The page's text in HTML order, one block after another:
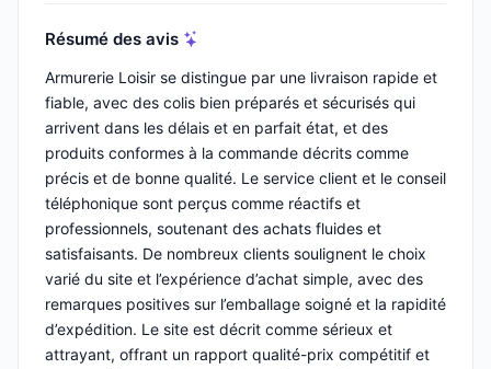
Résumé des avis
Armurerie Loisir se distingue par une livraison rapide et
fiable, avec des colis bien préparés et sécurisés qui
arrivent dans les délais et en parfait état, et des
produits conformes à la commande décrits comme
précis et de bonne qualité. Le service client et le conseil
téléphonique sont perçus comme réactifs et
professionnels, soutenant des achats fluides et
satisfaisants. De nombreux clients soulignent le choix
varié du site et l’expérience d’achat simple, avec des
remarques positives sur l’emballage soigné et la rapidité
d’expédition. Le site est décrit comme sérieux et
attrayant, offrant un rapport qualité-prix compétitif et